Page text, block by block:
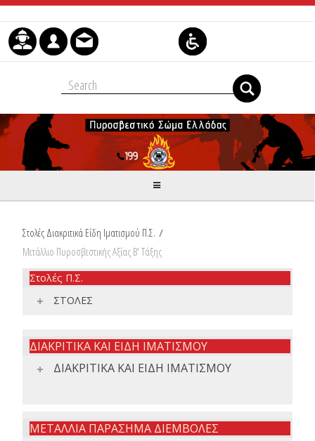
Skip to Content
Στολές Διακριτικά Είδη Ιματισμού Π.Σ. /
Μετάλλιο Πυροσβεστικής Αξίας Β' Τάξης
Στολές Π.Σ.
ΣΤΟΛΕΣ
ΔΙΑΚΡΙΤΙΚΑ ΚΑΙ ΕΙΔΗ ΙΜΑΤΙΣΜΟΥ
ΔΙΑΚΡΙΤΙΚΑ ΚΑΙ ΕΙΔΗ ΙΜΑΤΙΣΜΟΥ
ΜΕΤΑΛΛΙΑ ΠΑΡΑΣΗΜΑ ΔΙΕΜΒΟΛΕΣ